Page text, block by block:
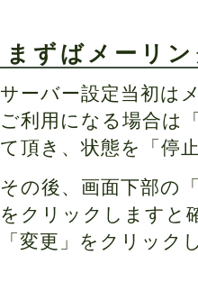
まずばメーリ
サーバー設定当初は
ご利用になる場合は
て頂き、状態を「停
その後、画面下部の
をクリックしますと
「変更」をクリック